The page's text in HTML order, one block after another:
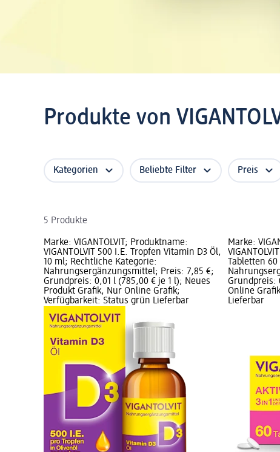
Produkte von
Kategorien Beliebte Filter Preis
5 Produkte
Marke: VIGANTOLVIT; Produktname:
VIGANTOLVIT 500 I.E. Tropfen Vitamin D3 Öl,
10 ml; Rechtliche Kategorie:
Nahrungsergänzungsmittel; Preis: 7,85 €;
Grundpreis: 0,01 l (785,00 € je 1 l); Neues
Produkt Grafik, Nur Online Grafik;
Verfügbarkeit: Status grün Lieferbar
Marke:
Tabletten
Grundpreis:
Online
Lieferbar